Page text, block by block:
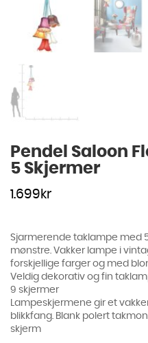
Pendel Saloon
5 Skjermer
1.699 kr
Sjarmerende taklampe med
mønstre. Vakker lampe i
forskjellige farger og med
Veldig dekorativ og fin
9 skjermer
Lampeskjermene gir et
blikkfang. Blank polert
skjerm